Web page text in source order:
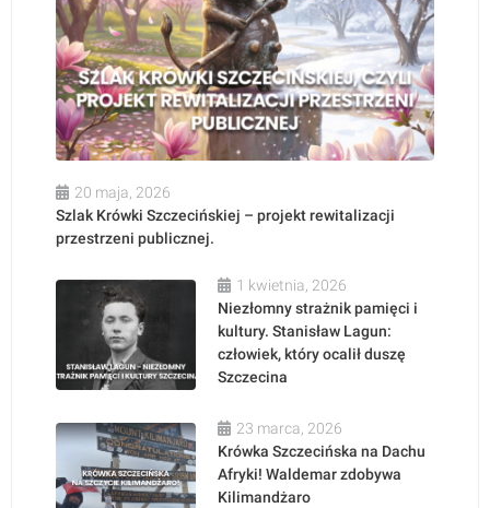
20 maja, 2026
Szlak Krówki Szczecińskiej – projekt rewitalizacji
przestrzeni publicznej.
1 kwietnia, 2026
Niezłomny strażnik pamięci i
kultury. Stanisław Lagun:
człowiek, który ocalił duszę
Szczecina
23 marca, 2026
Krówka Szczecińska na Dachu
Afryki! Waldemar zdobywa
Kilimandżaro